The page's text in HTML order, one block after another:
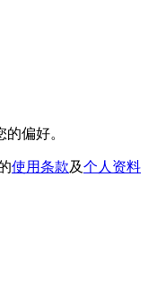
的偏好。
使用条款及个人资料